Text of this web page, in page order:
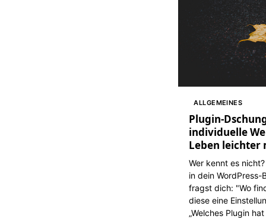
ALLGEMEINES
Plugin-
individuelle
Leben leichter
Wer kennt es
in dein WordPress-
fragst dich: "Wo
diese eine
„Welches Plugin